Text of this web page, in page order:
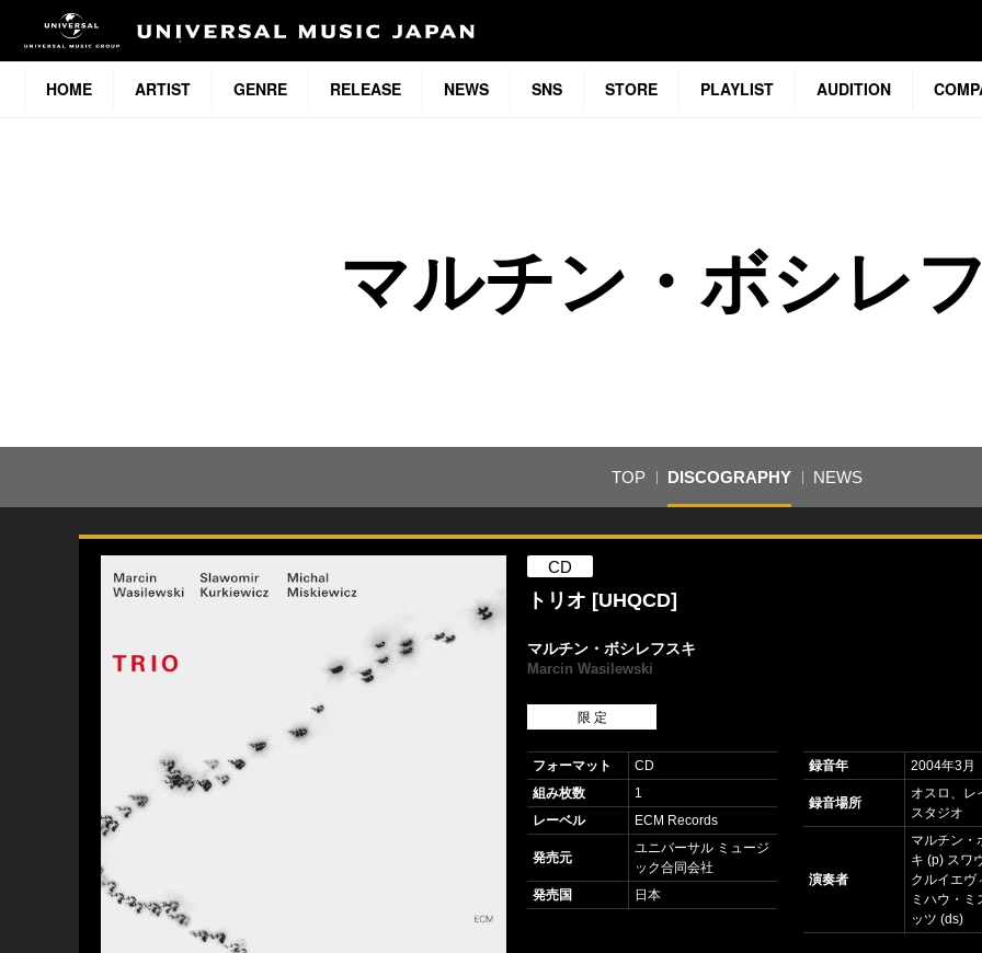
HOME ARTIST GENRE RELEASE NEWS SNS STORE PLAYLIST AUDITION
マルチン・ボシレ
TOP DISCOGRAPHY NEWS
CD
トリオ [UHQCD]
マルチン・ボシレフスキ
Marcin Wasilewski
限 定
フォーマット
CD
組み枚数
1
レーベル
ECM Records
発売元
ユニバーサル ミュージ
ック合同会社
発売国
日本
録音年 2004年3月
録音場所
オスロ、レ
スタジオ
演奏者
マルチン・
キ (p) スワ
クルイエヴ
ミハウ・ミ
ッツ (ds)